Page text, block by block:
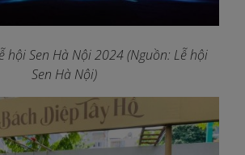
hội Sen Hà Nội 2024 (Nguồn: Lễ hội
Sen Hà Nội)